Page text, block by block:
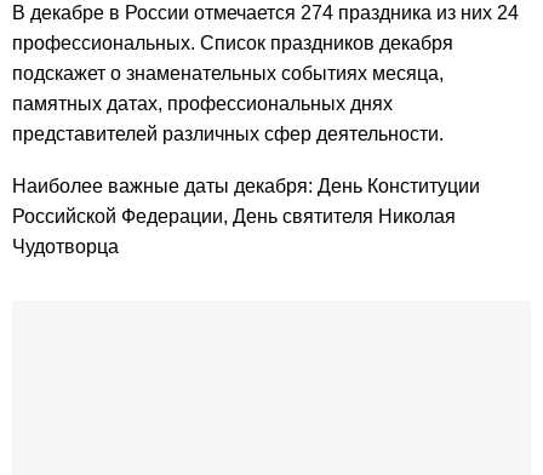
В декабре в России отмечается 274 праздника из них 24
профессиональных. Список праздников декабря
подскажет о знаменательных событиях месяца,
памятных датах, профессиональных днях
представителей различных сфер деятельности.
Наиболее важные даты декабря: День Конституции
Российской Федерации, День святителя Николая
Чудотворца